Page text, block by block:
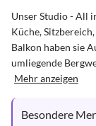
Unser Studio - All
Küche,
Balkon haben sie
umliegende
Mehr anzeigen
Besondere